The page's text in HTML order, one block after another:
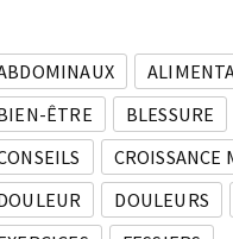
ÊTRE
BLESSURE
CROISSANCE
DOULEURS